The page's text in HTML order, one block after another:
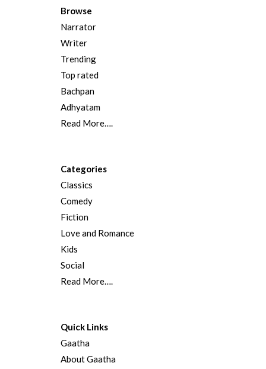
Browse
Narrator
Writer
Trending
Top rated
Bachpan
Adhyatam
Read More….
Categories
Classics
Comedy
Fiction
Love and Romance
Kids
Social
Read More….
Quick Links
Gaatha
About Gaatha